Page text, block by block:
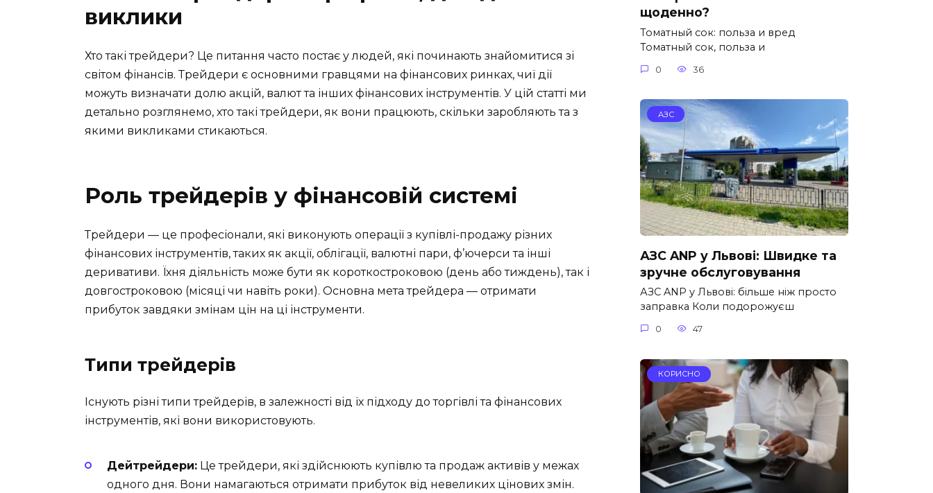
виклики
Хто такі трейдери? Це питання часто постає у людей, які починають знайомитися зі
світом фінансів. Трейдери є основними гравцями на фінансових ринках, чиї дії
можуть визначати долю акцій, валют та інших фінансових інструментів. У цій статті ми
детально розглянемо, хто такі трейдери, як вони працюють, скільки заробляють та з
якими викликами стикаються.
Роль трейдерів у фінансовій системі
Трейдери — це професіонали, які виконують операції з купівлі-продажу різних
фінансових інструментів, таких як акції, облігації, валютні пари, ф’ючерси та інші
деривативи. Їхня діяльність може бути як короткостроковою (день або тиждень), так і
довгостроковою (місяці чи навіть роки). Основна мета трейдера — отримати
прибуток завдяки змінам цін на ці інструменти.
Типи трейдерів
Існують різні типи трейдерів, в залежності від їх підходу до торгівлі та фінансових
інструментів, які вони використовують.
Дейтрейдери: Це трейдери, які здійснюють купівлю та продаж активів у межах
одного дня. Вони намагаються отримати прибуток від невеликих цінових змін.
щоденно?
Томатный сок: польза и вред
Томатный сок, польза и
0 36
АЗС
АЗС ANP у Львові: Швидке та
зручне обслуговування
АЗС ANP у Львові: більше ніж просто
заправка Коли подорожуєш
0 47
КОРИСНО